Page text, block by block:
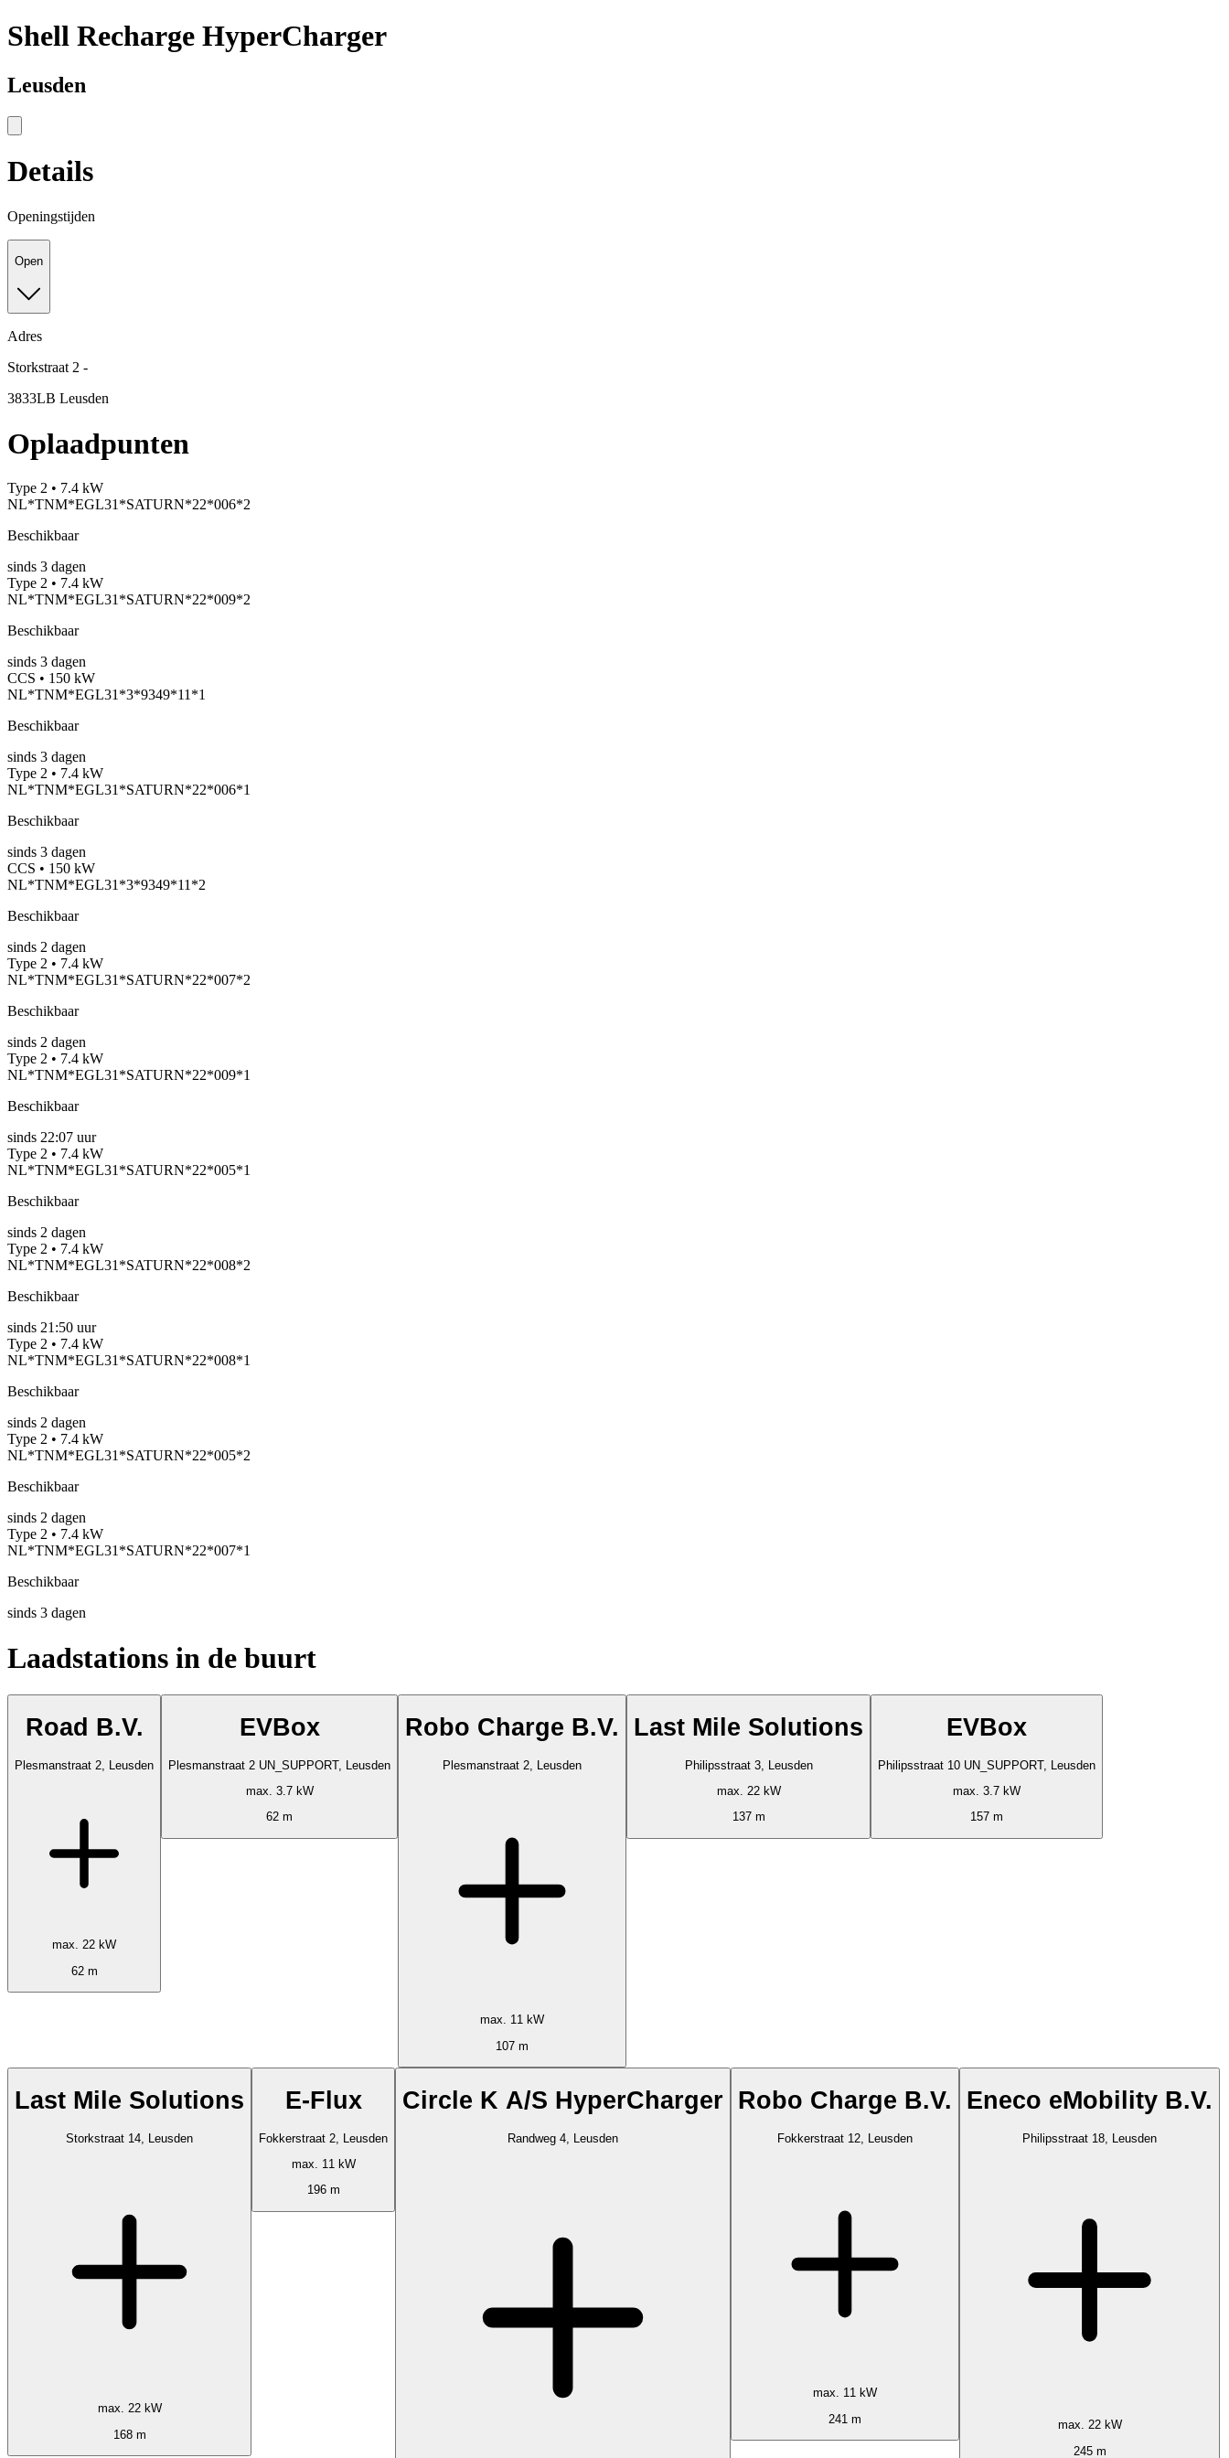
Shell Recharge HyperCharger
Leusden
Details
Openingstijden
Open
Adres
Storkstraat 2 -
3833LB Leusden
Oplaadpunten
Type 2 • 7.4 kW
NL*TNM*EGL31*SATURN*22*006*2
Beschikbaar
sinds 3 dagen
Type 2 • 7.4 kW
NL*TNM*EGL31*SATURN*22*009*2
Beschikbaar
sinds 3 dagen
CCS • 150 kW
NL*TNM*EGL31*3*9349*11*1
Beschikbaar
sinds 3 dagen
Type 2 • 7.4 kW
NL*TNM*EGL31*SATURN*22*006*1
Beschikbaar
sinds 3 dagen
CCS • 150 kW
NL*TNM*EGL31*3*9349*11*2
Beschikbaar
sinds 2 dagen
Type 2 • 7.4 kW
NL*TNM*EGL31*SATURN*22*007*2
Beschikbaar
sinds 2 dagen
Type 2 • 7.4 kW
NL*TNM*EGL31*SATURN*22*009*1
Beschikbaar
sinds 22:07 uur
Type 2 • 7.4 kW
NL*TNM*EGL31*SATURN*22*005*1
Beschikbaar
sinds 2 dagen
Type 2 • 7.4 kW
NL*TNM*EGL31*SATURN*22*008*2
Beschikbaar
sinds 21:50 uur
Type 2 • 7.4 kW
NL*TNM*EGL31*SATURN*22*008*1
Beschikbaar
sinds 2 dagen
Type 2 • 7.4 kW
NL*TNM*EGL31*SATURN*22*005*2
Beschikbaar
sinds 2 dagen
Type 2 • 7.4 kW
NL*TNM*EGL31*SATURN*22*007*1
Beschikbaar
sinds 3 dagen
Laadstations in de buurt
Road B.V.
Plesmanstraat 2, Leusden
max. 22 kW
62 m
EVBox
Plesmanstraat 2 UN_SUPPORT, Leusden
max. 3.7 kW
62 m
Robo Charge B.V.
Plesmanstraat 2, Leusden
max. 11 kW
107 m
Last Mile Solutions
Philipsstraat 3, Leusden
max. 22 kW
137 m
EVBox
Philipsstraat 10 UN_SUPPORT, Leusden
max. 3.7 kW
157 m
Last Mile Solutions
Storkstraat 14, Leusden
max. 22 kW
168 m
E-Flux
Fokkerstraat 2, Leusden
max. 11 kW
196 m
Circle K A/S HyperCharger
Randweg 4, Leusden
Robo Charge B.V.
Fokkerstraat 12, Leusden
max. 11 kW
241 m
Eneco eMobility B.V.
Philipsstraat 18, Leusden
max. 22 kW
245 m